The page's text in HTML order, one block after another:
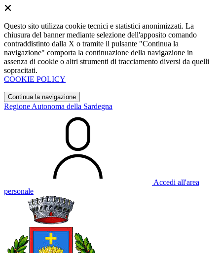
Questo sito utilizza cookie tecnici e statistici anonimizzati. La
chiusura del banner mediante selezione dell'apposito comando
contraddistinto dalla X o tramite il pulsante "Continua la
navigazione" comporta la continuazione della navigazione in
assenza di cookie o altri strumenti di tracciamento diversi da quelli
sopracitati.
COOKIE POLICY
Continua la navigazione
Regione Autonoma della Sardegna
Accedi all'area
personale